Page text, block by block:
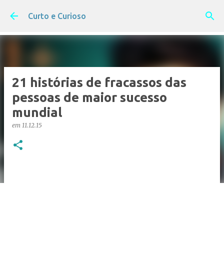
Pular para o conteúdo principal
Curto e Curioso
21 histórias de fracassos das
pessoas de maior sucesso
mundial
em 11.12.15